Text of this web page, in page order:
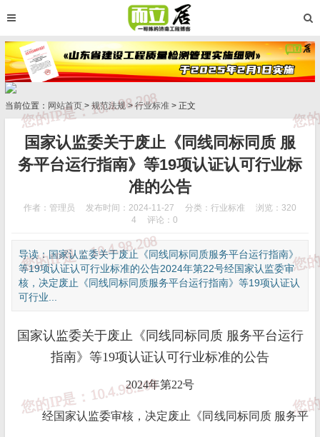
当前位置： 网站首页 > 规范法规>行业标准 > 正文
国家认监委关于废止《同线同标同质 服
务平台运行指南》等19项认证认可行业标
准的公告
作者：管理员 发布时间：2024-11-27 分类： 行业标准
浏览：320
4
评论：0
导读：国家认监委关于废止《同线同标同质服务平台运行指南》
等19项认证认可行业标准的公告2024年第22号经国家认监委审
核，决定废止《同线同标同质服务平台运行指南》等19项认证认
可行业...
国家认监委关于废止《同线同标同质 服务平台运行
指南》等19项认证认可行业标准的公告
2024年第22号
经国家认监委审核，决定废止《同线同标同质 服务平